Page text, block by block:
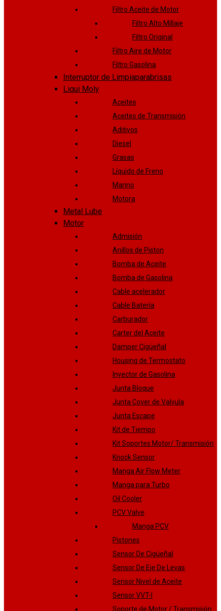
Filtro Aceite de Motor
Filtro Alto Millaje
Filtro Original
Filtro Aire de Motor
Filtro Gasolina
Interruptor de Limpiaparabrisas
Liqui Moly
Aceites
Aceites de Transmisión
Aditivos
Diesel
Grasas
Líquido de Freno
Marino
Motora
Metal Lube
Motor
Admisión
Anillos de Piston
Bomba de Aceite
Bomba de Gasolina
Cable acelerador
Cable Batería
Carburador
Carter del Aceite
Damper Cigüeñal
Housing de Termostato
Inyector de Gasolina
Junta Bloque
Junta Cover de Valvula
Junta Escape
Kit de Tiempo
Kit Soportes Motor/ Transmisión
Knock Sensor
Manga Air Flow Meter
Manga para Turbo
Oil Cooler
PCV Valve
Manga PCV
Pistones
Sensor De Cigüeñal
Sensor De Eje De Levas
Sensor Nivel de Aceite
Sensor VVT-I
Soporte de Motor / Transmisión